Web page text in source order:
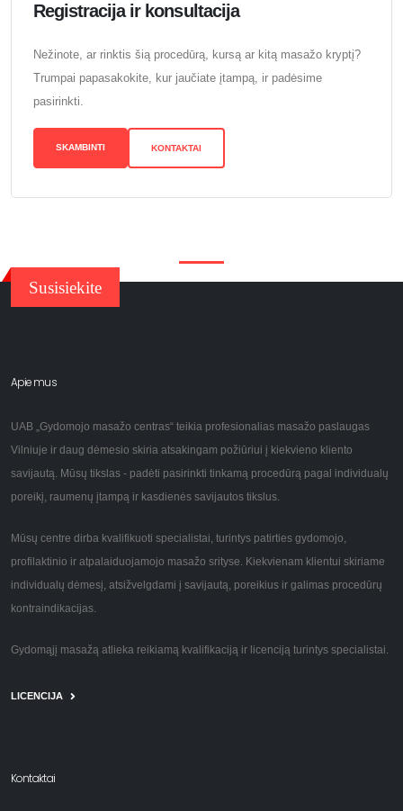
Registracija ir konsultacija
Nežinote, ar rinktis šią procedūrą, kursą ar kitą masažo kryptį?
Trumpai papasakokite, kur jaučiate įtampą, ir padėsime
pasirinkti.
SKAMBINTI KONTAKTAI
Susisiekite
Apie mus
UAB „Gydomojo masažo centras“ teikia profesionalias masažo paslaugas
Vilniuje ir daug dėmesio skiria atsakingam požiūriui į kiekvieno kliento
savijautą. Mūsų tikslas - padėti pasirinkti tinkamą procedūrą pagal individualų
poreikį, raumenų įtampą ir kasdienės savijautos tikslus.
Mūsų centre dirba kvalifikuoti specialistai, turintys patirties gydomojo,
profilaktinio ir atpalaiduojamojo masažo srityse. Kiekvienam klientui skiriame
individualų dėmesį, atsižvelgdami į savijautą, poreikius ir galimas procedūrų
kontraindikacijas.
Gydomąjį masažą atlieka reikiamą kvalifikaciją ir licenciją turintys specialistai.
LICENCIJA
Kontaktai